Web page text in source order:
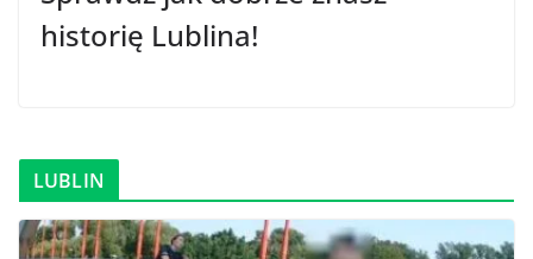
historię Lublina!
LUBLIN